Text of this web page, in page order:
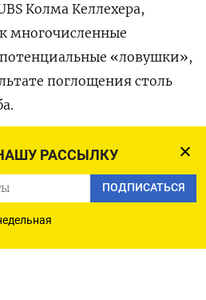
РАССЫЛКУ
ПОДПИСАТЬСЯ
Колма Келлехера,
многочисленные
«ловушки»,
поглощения столь
фондами, владеющих
Рейтер, что по их мнению,
по хорошей цене, а
эту сделку «кражей».